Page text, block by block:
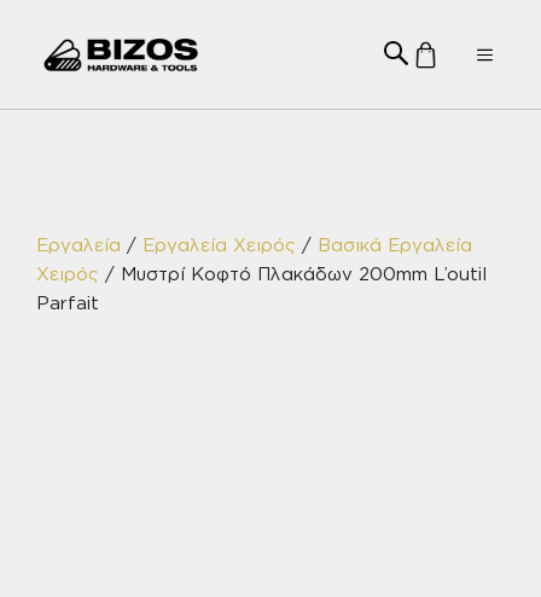
Menu
Εργαλεία / Εργαλεία Χειρός / Βασικά Εργαλεία
Χειρός / Μυστρί Κοφτό Πλακάδων 200mm L’outil
Parfait